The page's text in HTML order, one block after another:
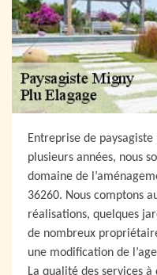
Entreprise de
plusieurs années, nous
domaine de
36260. Nous comptons
réalisations, quelques
de nombreux
une modification de
La qualité des services